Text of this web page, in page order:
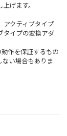
げます。
アクティブタイプ
タイプの変換アダ
作を保証するもの
い場合もありま